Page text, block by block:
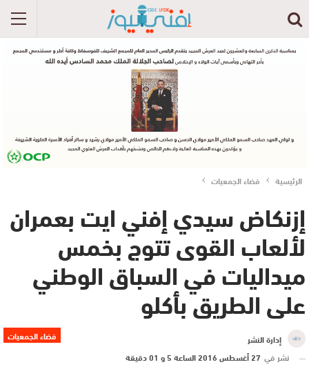
الرئيسية فضاء الجمعيات
إزنكاض سيدي إفني ايت بعمران
لألعاب القوى تتوج بخمس
ميداليات في السباق الوطني
على الطريق بأكلو
فضاء الجمعيات
إدارة النشر
نشر في 27 أغسطس 2016 الساعة 5 و 01 دقيقة